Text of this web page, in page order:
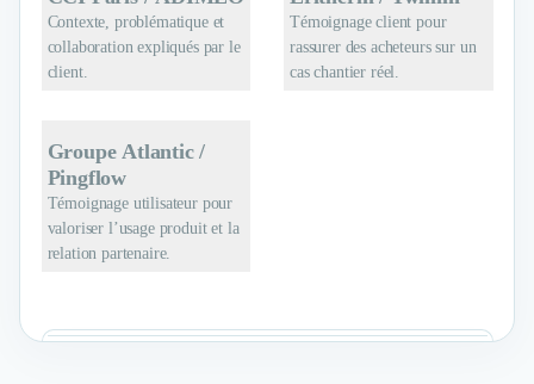
Contexte, problématique et
collaboration expliqués par le
client.
Témoignage client pour
rassurer des acheteurs sur un
cas chantier réel.
Groupe Atlantic /
Pingflow
Témoignage utilisateur pour
valoriser l’usage produit et la
relation partenaire.